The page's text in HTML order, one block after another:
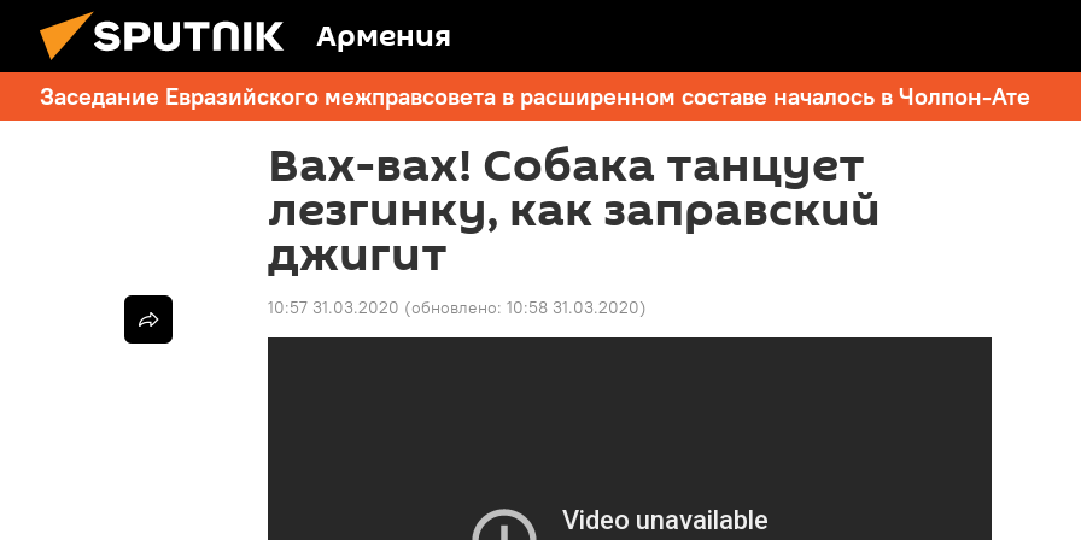
Армения
Заседание Евразийского межправсовета в расширенном составе началось в Чолпон-Ате
Вах-вах! Собака танцует
лезгинку, как заправский
джигит
10:57 31.03.2020 (обновлено: 10:58 31.03.2020)